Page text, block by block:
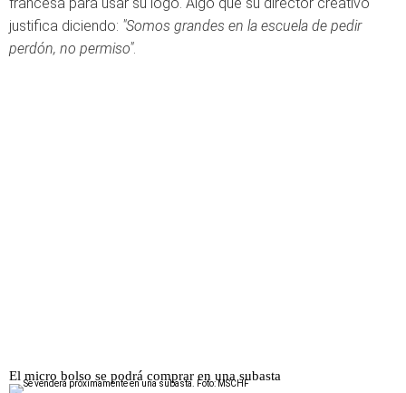
justifica diciendo: "Somos grandes en la escuela de pedir
perdón, no permiso".
El micro bolso se podrá comprar en una subasta